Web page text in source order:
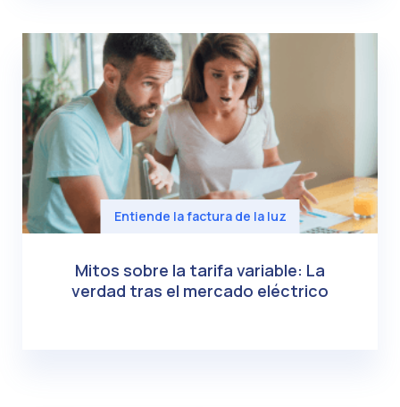
Entiende la factura de la luz
Mitos sobre la tarifa variable: La
verdad tras el mercado eléctrico